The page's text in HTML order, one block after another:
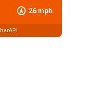
26 mph